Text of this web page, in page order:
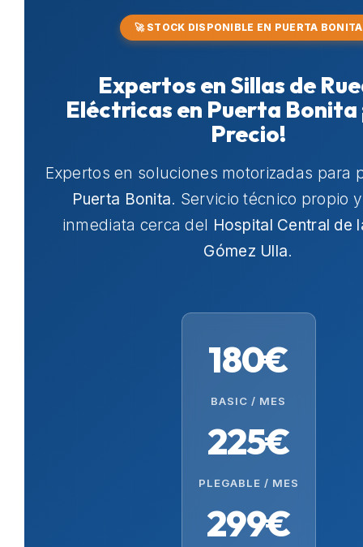
🚀 STOCK DISPONIBLE EN PUERTA BONITA
Expertos en Sillas de
Eléctricas en Puerta Bonita
Precio!
Expertos en soluciones motorizadas para
Puerta Bonita. Servicio técnico propio
inmediata cerca del Hospital Central de
Gómez Ulla.
180€
BASIC / MES
225€
PLEGABLE / MES
299€